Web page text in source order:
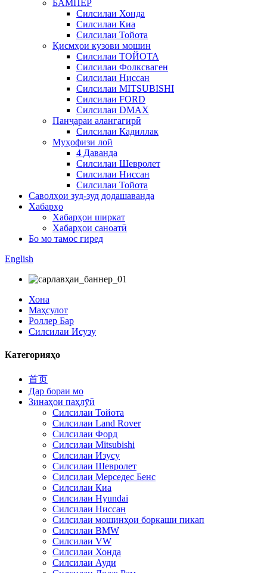
БАМПЕР
Силсилаи Хонда
Силсилаи Киа
Силсилаи Тойота
Қисмҳои кузови мошин
Силсилаи ТОЙОТА
Силсилаи Фолксваген
Силсилаи Ниссан
Силсилаи MITSUBISHI
Силсилаи FORD
Силсилаи DMAX
Панҷараи алангагирӣ
Силсилаи Кадиллак
Муҳофизи лой
4 Даванда
Силсилаи Шевролет
Силсилаи Ниссан
Силсилаи Тойота
Саволҳои зуд-зуд додашаванда
Хабарҳо
Хабарҳои ширкат
Хабарҳои саноатӣ
Бо мо тамос гиред
English
Хона
Маҳсулот
Роллер Бар
Силсилаи Исузу
Категорияҳо
首页
Дар бораи мо
Зинаҳои паҳлӯӣ
Силсилаи Тойота
Силсилаи Land Rover
Силсилаи Форд
Силсилаи Mitsubishi
Силсилаи Изусу
Силсилаи Шевролет
Силсилаи Мерседес Бенс
Силсилаи Киа
Силсилаи Hyundai
Силсилаи Ниссан
Силсилаи мошинҳои боркаши пикап
Силсилаи BMW
Силсилаи VW
Силсилаи Хонда
Силсилаи Ауди